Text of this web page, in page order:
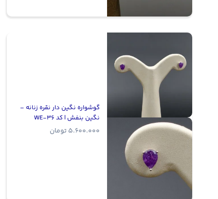
گوشواره نگین دار نقره زنانه –
نگین بنفش | کد WE-36
5.600.000 تومان